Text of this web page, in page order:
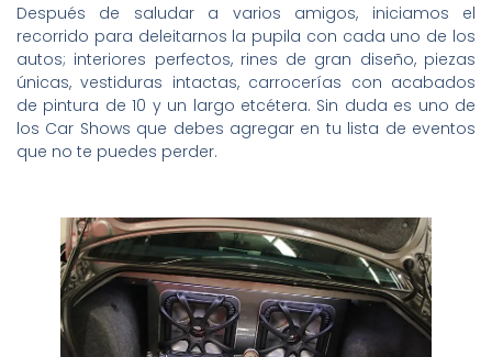
Después de saludar a varios amigos, iniciamos el
recorrido para deleitarnos la pupila con cada uno de los
autos; interiores perfectos, rines de gran diseño, piezas
únicas, vestiduras intactas, carrocerías con acabados
de pintura de 10 y un largo etcétera. Sin duda es uno de
los Car Shows que debes agregar en tu lista de eventos
que no te puedes perder.